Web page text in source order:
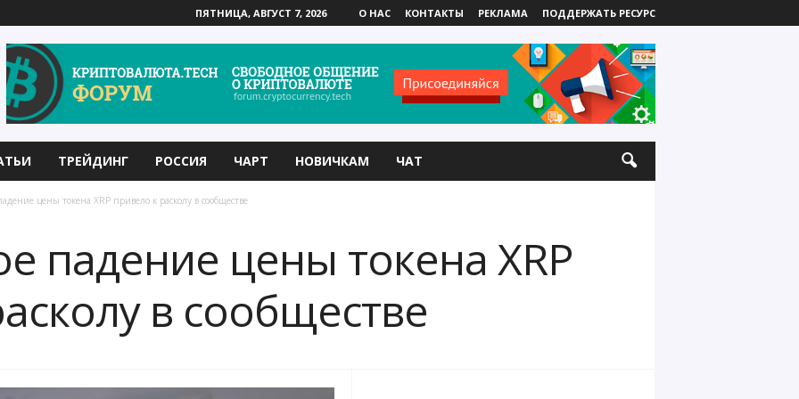
ПЯТНИЦА, АВГУСТ 7, 2026 О НАС КОНТАКТЫ РЕКЛАМА ПОДДЕРЖАТЬ РЕСУРС
ТРЕЙДИНГ РОССИЯ ЧАРТ НОВИЧКАМ ЧАТ
цены токена XRP привело к расколу в сообществе
падение цены токена XRP
в сообществе